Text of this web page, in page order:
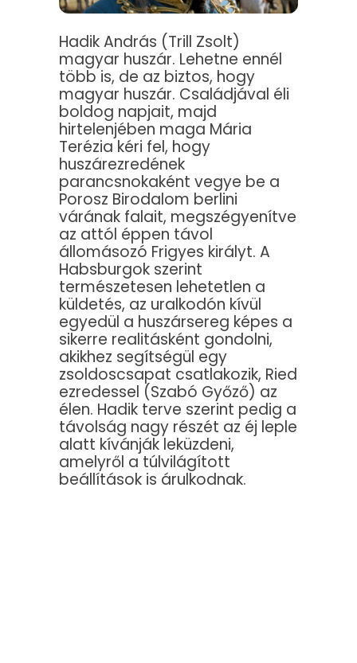
Hadik András (Trill Zsolt)
magyar huszár. Lehetne ennél
több is, de az biztos, hogy
magyar huszár. Családjával éli
boldog napjait, majd
hirtelenjében maga Mária
Terézia kéri fel, hogy
huszárezredének
parancsnokaként vegye be a
Porosz Birodalom berlini
várának falait, megszégyenítve
az attól éppen távol
állomásozó Frigyes királyt. A
Habsburgok szerint
természetesen lehetetlen a
küldetés, az uralkodón kívül
egyedül a huszársereg képes a
sikerre realitásként gondolni,
akikhez segítségül egy
zsoldoscsapat csatlakozik, Ried
ezredessel (Szabó Győző) az
élen. Hadik terve szerint pedig a
távolság nagy részét az éj leple
alatt kívánják leküzdeni,
amelyről a túlvilágított
beállítások is árulkodnak.